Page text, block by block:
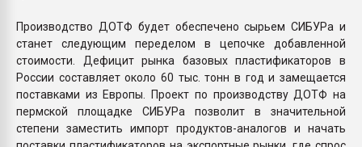
Производство ДОТФ будет обеспечено сырьем СИБУРа и
станет следующим переделом в цепочке добавленной
стоимости. Дефицит рынка базовых пластификаторов в
России составляет около 60 тыс. тонн в год и замещается
поставками из Европы. Проект по производству ДОТФ на
пермской площадке СИБУРа позволит в значительной
степени заместить импорт продуктов-аналогов и начать